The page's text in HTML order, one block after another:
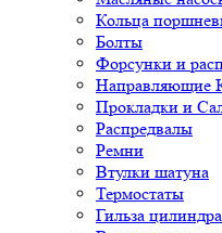
Кольца
Болты
Форсунки и
Направляющие
Прокладки и
Распредвалы
Ремни
Втулки шатуна
Термостаты
Гильза цилиндра